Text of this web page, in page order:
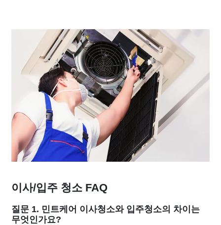
이사/입주 청소 FAQ
질문 1. 민트케어 이사청소와 입주청소의 차이는
무엇인가요?